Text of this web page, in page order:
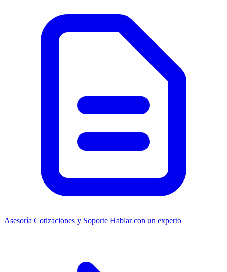
Asesoría Cotizaciones y Soporte Hablar con un experto